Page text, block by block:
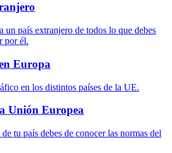
un país extranjero de todos lo que debes
por él.
Europa
en los distintos países de la UE.
Unión Europea
tu país debes de conocer las normas del